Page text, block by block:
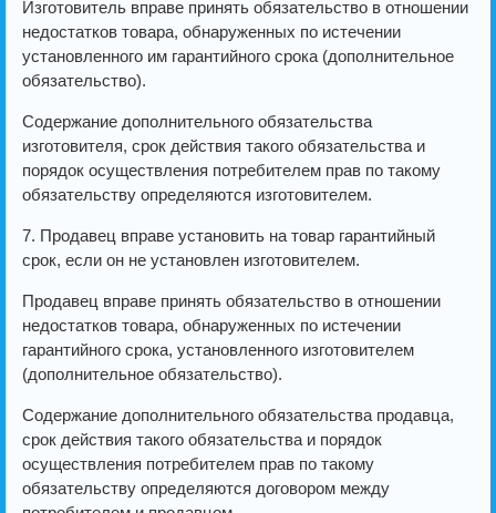
Изготовитель вправе принять обязательство в отношении
недостатков товара, обнаруженных по истечении
установленного им гарантийного срока (дополнительное
обязательство).
Содержание дополнительного обязательства
изготовителя, срок действия такого обязательства и
порядок осуществления потребителем прав по такому
обязательству определяются изготовителем.
7. Продавец вправе установить на товар гарантийный
срок, если он не установлен изготовителем.
Продавец вправе принять обязательство в отношении
недостатков товара, обнаруженных по истечении
гарантийного срока, установленного изготовителем
(дополнительное обязательство).
Содержание дополнительного обязательства продавца,
срок действия такого обязательства и порядок
осуществления потребителем прав по такому
обязательству определяются договором между